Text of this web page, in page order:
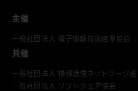
主催
一般社団法人 電子情報技術産業協会
共催
一般社団法人 情報通信ネットワーク
一般社団法人 ソフトウェア協会